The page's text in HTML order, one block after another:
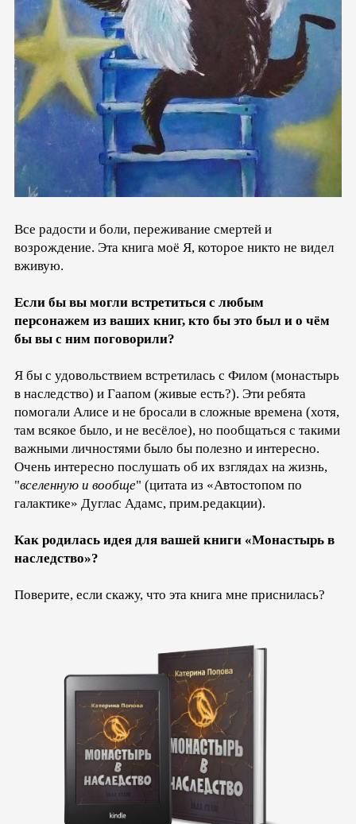
Все радости и боли, переживание смертей и
возрождение. Эта книга моё Я, которое никто не видел
вживую.
Если бы вы могли встретиться с любым
персонажем из ваших книг, кто бы это был и о чём
бы вы с ним поговорили?
Я бы с удовольствием встретилась с Филом (монастырь
в наследство) и Гаапом (живые есть?). Эти ребята
помогали Алисе и не бросали в сложные времена (хотя,
там всякое было, и не весёлое), но пообщаться с такими
важными личностями было бы полезно и интересно.
Очень интересно послушать об их взглядах на жизнь,
"вселенную и вообще" (цитата из «Автостопом по
галактике» Дуглас Адамс, прим.редакции).
Как родилась идея для вашей книги «Монастырь в
наследство»?
Поверите, если скажу, что эта книга мне приснилась?